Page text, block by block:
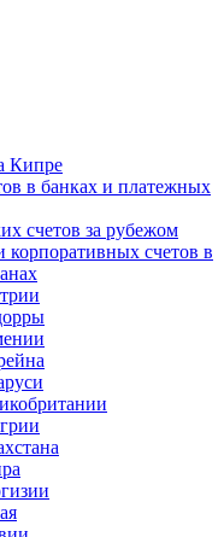
Кипре
в банках и платежных
счетов за рубежом
счетов в